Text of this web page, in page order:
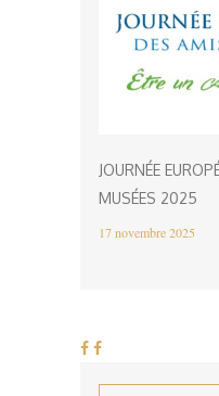
JOURNÉE
MUSÉES 2025
17 novembre 2025